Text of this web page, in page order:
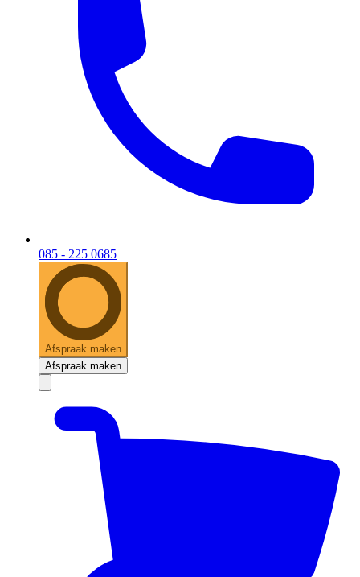
085 - 225 0685
Afspraak maken
Afspraak maken